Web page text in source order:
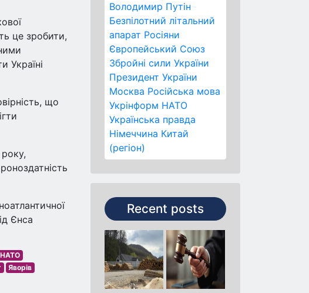
Володимир Путін
Безпілотний літальний
апарат Росіяни
Європейський Союз
Збройні сили України
Президент України
Москва Російська мова
Укрінформ НАТО
Українська правда
Німеччина Китай
(регіон)
Recent posts
це зробити,
Україні
що
Єнса
НАТО
Яворів